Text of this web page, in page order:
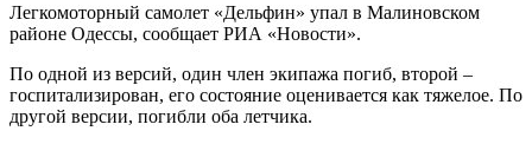
Легкомоторный самолет «Дельфин» упал в Малиновском
районе Одессы, сообщает РИА «Новости».
По одной из версий, один член экипажа погиб, второй –
госпитализирован, его состояние оценивается как тяжелое. По
другой версии, погибли оба летчика.